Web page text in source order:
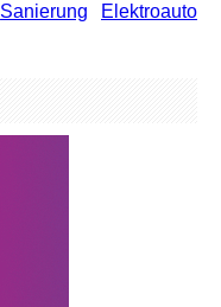
Sanierung
Elektroauto